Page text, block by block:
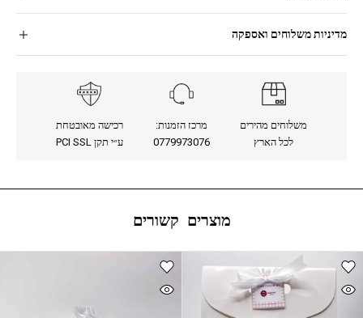
מדיניות משלוחים ואספקה
משלוחים מהירים
לכל הארץ
מרכז הזמנות:
0779973076
רכישה מאובטחת
ע״י תקן PCI SSL
מוצרים קשורים